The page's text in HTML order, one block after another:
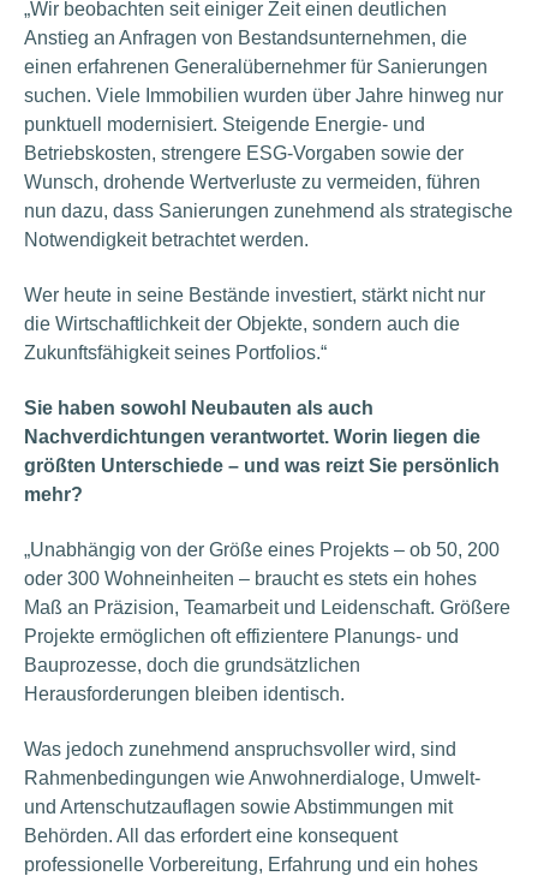
„Wir beobachten seit einiger Zeit einen deutlichen
Anstieg an Anfragen von Bestandsunternehmen, die
einen erfahrenen Generalübernehmer für Sanierungen
suchen. Viele Immobilien wurden über Jahre hinweg nur
punktuell modernisiert. Steigende Energie- und
Betriebskosten, strengere ESG-Vorgaben sowie der
Wunsch, drohende Wertverluste zu vermeiden, führen
nun dazu, dass Sanierungen zunehmend als strategische
Notwendigkeit betrachtet werden.
Wer heute in seine Bestände investiert, stärkt nicht nur
die Wirtschaftlichkeit der Objekte, sondern auch die
Zukunftsfähigkeit seines Portfolios.“
Sie haben sowohl Neubauten als auch
Nachverdichtungen verantwortet. Worin liegen die
größten Unterschiede – und was reizt Sie persönlich
mehr?
„Unabhängig von der Größe eines Projekts – ob 50, 200
oder 300 Wohneinheiten – braucht es stets ein hohes
Maß an Präzision, Teamarbeit und Leidenschaft. Größere
Projekte ermöglichen oft effizientere Planungs- und
Bauprozesse, doch die grundsätzlichen
Herausforderungen bleiben identisch.
Was jedoch zunehmend anspruchsvoller wird, sind
Rahmenbedingungen wie Anwohnerdialoge, Umwelt-
und Artenschutzauflagen sowie Abstimmungen mit
Behörden. All das erfordert eine konsequent
professionelle Vorbereitung, Erfahrung und ein hohes